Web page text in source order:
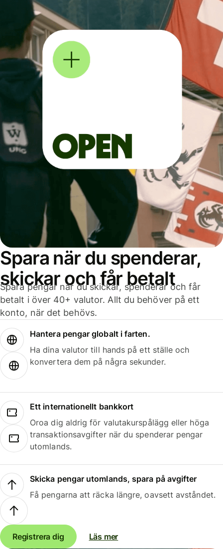
Spara när du spenderar,
skickar och får betalt
Spara pengar när du skickar, spenderar och får
betalt i över 40+ valutor. Allt du behöver på ett
konto, när det behövs.
Hantera pengar globalt i farten.
Ha dina valutor till hands på ett ställe och
konvertera dem på några sekunder.
Ett internationellt bankkort
Oroa dig aldrig för valutakurspålägg eller höga
transaktionsavgifter när du spenderar pengar
utomlands.
Skicka pengar utomlands, spara på avgifter
Få pengarna att räcka längre, oavsett avståndet.
Registrera dig Läs mer